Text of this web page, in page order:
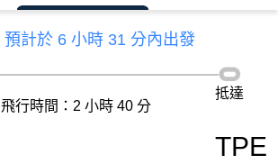
預計於 6 小時 31 分內出發
飛行時間：2 小時 40 分
抵達
TPE